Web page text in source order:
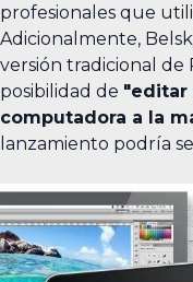
profesionales que
Adicionalmente,
versión tradicional de
posibilidad de "editar
computadora a la
lanzamiento podría